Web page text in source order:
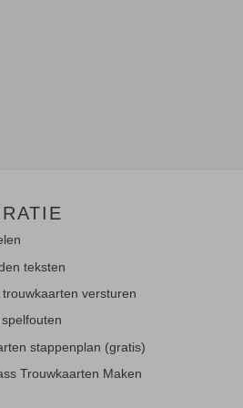
teksten
versturen
stappenplan (gratis)
Trouwkaarten Maken